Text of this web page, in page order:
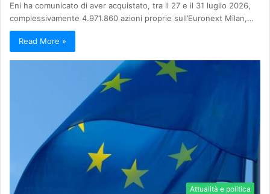
Eni ha comunicato di aver acquistato, tra il 27 e il 31 luglio 2026,
complessivamente 4.971.860 azioni proprie sull’Euronext Milan,…
Read More »
Attualità e politica